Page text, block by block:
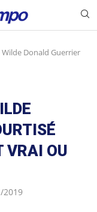
Donald Guerrier
VRAI OU
2019